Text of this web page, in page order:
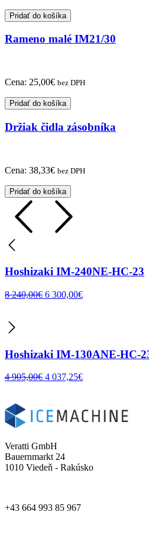
Pridať do košíka
Rameno malé IM21/30
Cena: 25,00€ bez DPH
Pridať do košíka
Držiak čidla zásobníka
Cena: 38,33€ bez DPH
Pridať do košíka
Hoshizaki IM-240NE-HC-23
8 240,00€ 6 300,00€
Hoshizaki IM-130ANE-HC-
4 905,00€ 4 037,25€
Veratti GmbH
Bauernmarkt 24
1010 Viedeň - Rakúsko
+43 664 993 85 967